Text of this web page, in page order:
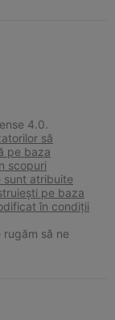
4.0.
să
pe baza
scopuri
sunt atribuite
pe baza
în condiții
să ne